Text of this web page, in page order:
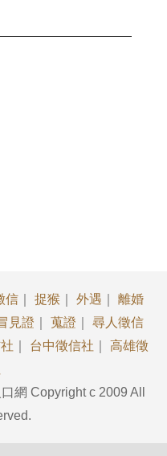
信 捉猴 外遇
離婚
見證 蒐證
尋人徵信
台中徵信社
高雄徵
網 Copyright c 2009 All